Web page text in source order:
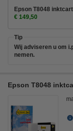
Epson T8048
€ 149,50
Tip
Wij adviseren u om
nemen.
Epson T8048